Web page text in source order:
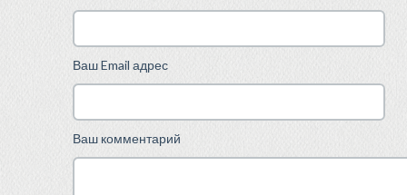
Ваш Email адрес
Ваш комментарий